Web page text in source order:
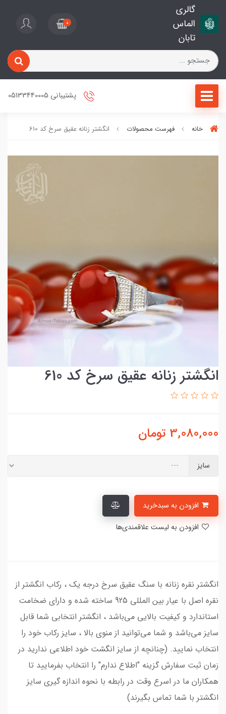
گالری
الماس
تابان
0
پشتیبانی 05133440005
خانه فهرست محصولات انگشتر زنانه عقیق سرخ کد 610
انگشتر زنانه عقیق سرخ کد 610
3,080,000 تومان
سایز
انگشتر نقره زنانه با سنگ عقیق سرخ درجه یک ، رکاب انگشتر از
نقره اصل با عیار بین المللی 925 ساخته شده و دارای ضخامت
استاندارد و کیفیت بالایی می‌باشد ، انگشتر انتخابی شما قابل
سایز می‌باشد و شما می‌توانید از منوی بالا ، سایز رکاب خود را
انتخاب نمایید. (چنانچه از سایز انگشت خود اطلاعی ندارید در
زمان ثبت سفارش گزینه "اطلاع ندارم" را انتخاب بفرمایید تا
همکاران ما در اسرع وقت در رابطه با نحوه اندازه گیری سایز
انگشتر با شما تماس بگیرند)